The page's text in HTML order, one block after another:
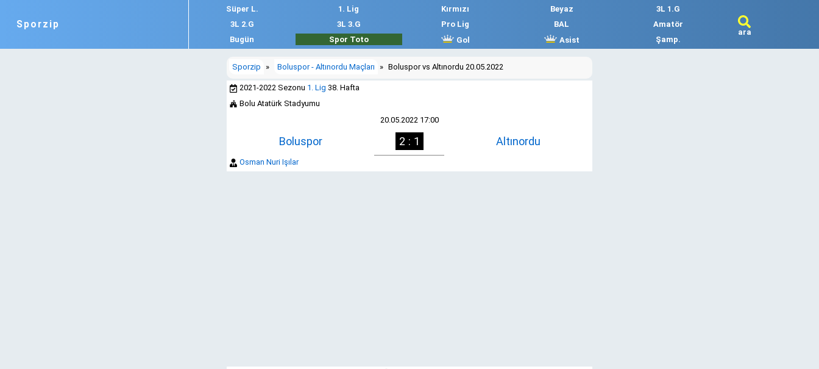
Sporzip
Süper L. 1. Lig Kırmızı Beyaz
3L 1.G
3L 2.G
3L 3.G Pro Lig BAL
Amatör
Bugün
Spor Toto Gol Asist Şamp.
ara
Sporzip » Boluspor - Altınordu Maçları » Boluspor vs Altınordu 20.05.2022
2021-2022 Sezonu 1. Lig 38. Hafta
Bolu Atatürk Stadyumu
20.05.2022 17:00
Boluspor 2 : 1 Altınordu
Osman Nuri Işılar